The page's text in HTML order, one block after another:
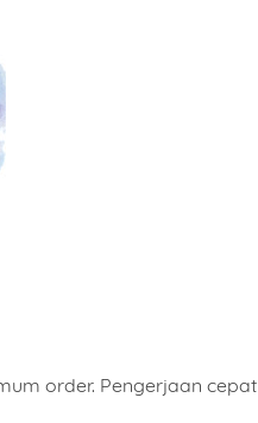
order. Pengerjaan cepat